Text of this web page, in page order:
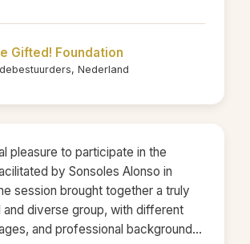
noot tijdens de vergaderingen.
toekomstgericht en een
factor tijdens ons werk voor de
Gifted! Foundation
Nederland
pleasure to participate in the
by Sonsoles Alonso in
session brought together a truly
and diverse group, with different
and professional backgrounds.